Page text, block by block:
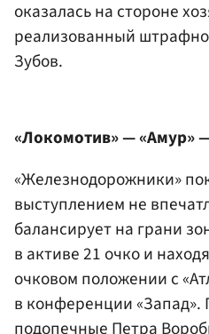
оказалась на стороне
реализованный
Зубов.
«Локомотив» — «Амур»
«Железнодорожники»
выступлением не
балансирует на грани
в активе 21 очко и
очковом положении с
в конференции «Запад».
подопечныеПетра